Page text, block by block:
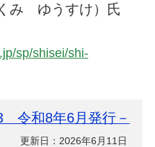
み ゆうすけ）氏
sp/shisei/shi-
令和8年6月発行－
更新日：2026年6月11日